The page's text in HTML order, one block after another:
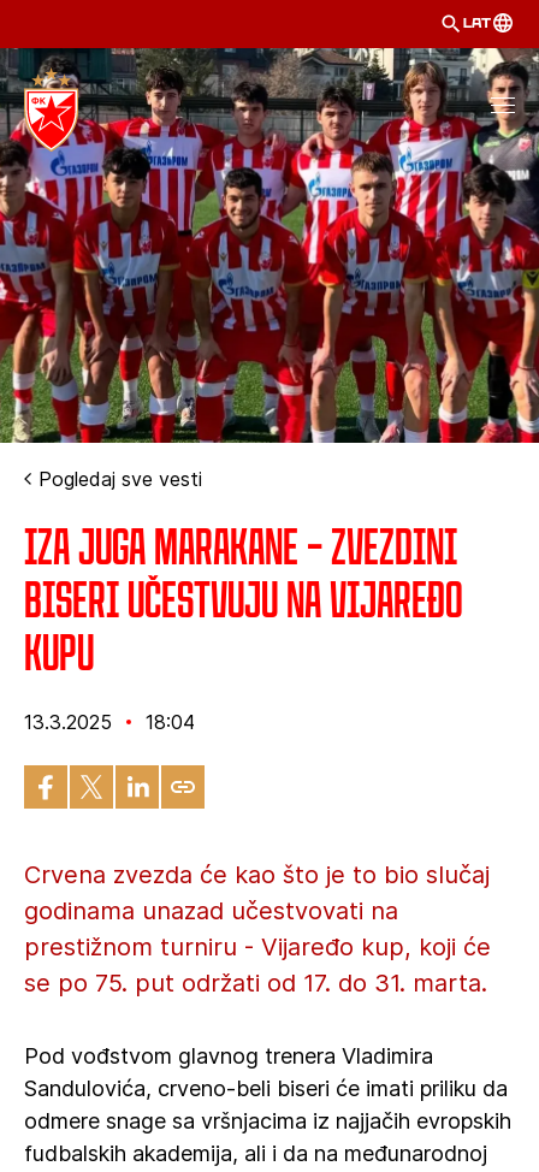
LAT
Pogledaj sve vesti
Iza juga Marakane – Zvezdini
biseri učestvuju na Vijaređo
kupu
13.3.2025 18:04
Crvena zvezda će kao što je to bio slučaj
godinama unazad učestvovati na
prestižnom turniru - Vijaređo kup, koji će
se po 75. put održati od 17. do 31. marta.
Pod vođstvom glavnog trenera Vladimira
Sandulovića, crveno-beli biseri će imati priliku da
odmere snage sa vršnjacima iz najjačih evropskih
fudbalskih akademija, ali i da na međunarodnoj